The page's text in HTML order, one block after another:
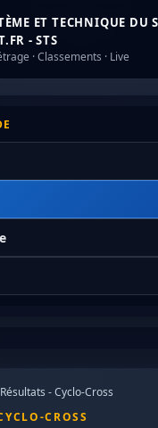
ET TECHNIQUE DU
- STS
· Classements · Live
Résultats - Cyclo-Cross
CROSS